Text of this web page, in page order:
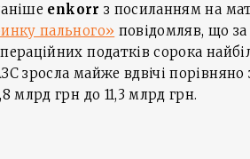
enkorr з посиланням на
пального» повідомляв, що за
податків сорока
зросла майже вдвічі
млрд грн до 11,3 млрд грн.